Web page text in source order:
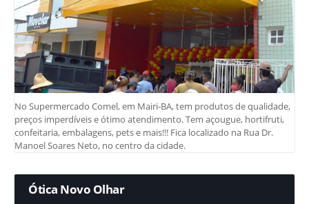
No Supermercado Comel, em Mairi-BA, tem produtos de qualidade,
preços imperdíveis e ótimo atendimento. Tem açougue, hortifruti,
confeitaria, embalagens, pets e mais!!! Fica localizado na Rua Dr.
Manoel Soares Neto, no centro da cidade.
Ótica Novo Olhar